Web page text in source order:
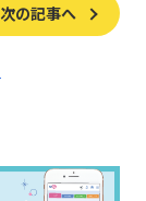
次の記事へ